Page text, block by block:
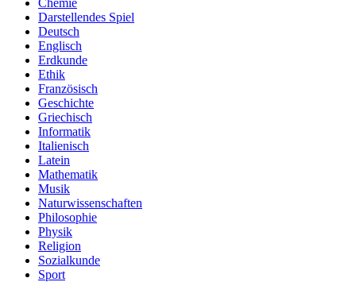
Chemie
Darstellendes Spiel
Deutsch
Englisch
Erdkunde
Ethik
Französisch
Geschichte
Griechisch
Informatik
Italienisch
Latein
Mathematik
Musik
Naturwissenschaften
Philosophie
Physik
Religion
Sozialkunde
Sport